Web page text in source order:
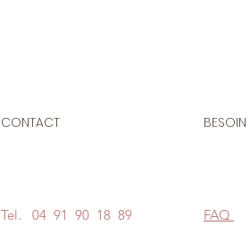
réalisation d'attaches.
CONTACT
Tel. 04 91 90 18 89 FAQ